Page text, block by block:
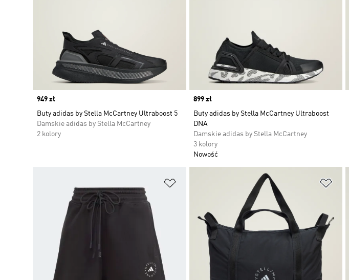
Price
949 zł
Buty adidas by Stella McCartney Ultraboost 5
Damskie adidas by Stella McCartney
2 kolory
Price
899 zł
Buty adidas by Stella McCartney Ultraboost
DNA
Damskie adidas by Stella McCartney
3 kolory
Nowość